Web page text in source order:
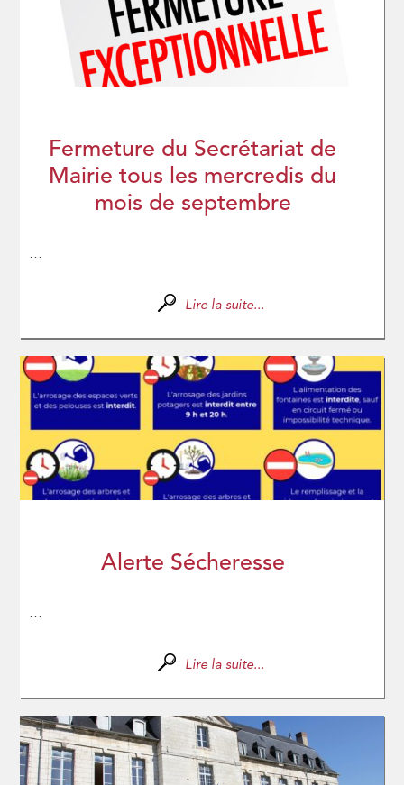
Fermeture du Secrétariat de
Mairie tous les mercredis du
mois de septembre
...
Lire la suite...
Alerte Sécheresse
...
Lire la suite...